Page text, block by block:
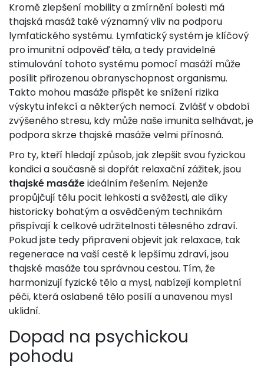
Kromě zlepšení mobility a zmírnění bolesti má
thajská masáž také významný vliv na podporu
lymfatického systému. Lymfatický systém je klíčový
pro imunitní odpověď těla, a tedy pravidelné
stimulování tohoto systému pomocí masáží může
posílit přirozenou obranyschopnost organismu.
Takto mohou masáže přispět ke snížení rizika
výskytu infekcí a některých nemocí. Zvlášť v období
zvýšeného stresu, kdy může naše imunita selhávat, je
podpora skrze thajské masáže velmi přínosná.
Pro ty, kteří hledají způsob, jak zlepšit svou fyzickou
kondici a současně si dopřát relaxační zážitek, jsou
thajské masážeideálním řešením. Nejenže
propůjčují tělu pocit lehkosti a svěžesti, ale díky
historicky bohatým a osvědčeným technikám
přispívají k celkové udržitelnosti tělesného zdraví.
Pokud jste tedy připraveni objevit jak relaxace, tak
regenerace na vaší cestě k lepšímu zdraví, jsou
thajské masáže tou správnou cestou. Tím, že
harmonizují fyzické tělo a mysl, nabízejí kompletní
péči, která oslabené tělo posílí a unavenou mysl
uklidní.
Dopad na psychickou
pohodu